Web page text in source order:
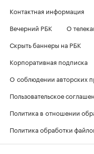
Контактная информация
Вечерний РБК
О
Скрыть баннеры на РБК
Корпоративная подписка
О соблюдении авторских
Пользовательское
Политика в отношении
Политика обработки